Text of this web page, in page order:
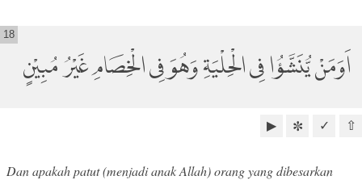
اَوَمَنْ يُّنَشَّؤُا فِى الْحِلْيَةِ وَهُوَ فِى الْخِصَامِ غَيْرُ مُبِيْنٍ
18
⇧
✓
✼
▶
Dan apakah patut (menjadi anak Allah) orang yang dibesarkan